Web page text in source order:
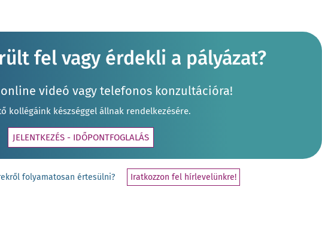
fel vagy érdekli a pályázat?
online videó vagy telefonos konzultációra!
kollégáink készséggel állnak rendelkezésére.
JELENTKEZÉS - IDŐPONTFOGLALÁS
folyamatosan értesülni? Iratkozzon fel hírlevelünkre!